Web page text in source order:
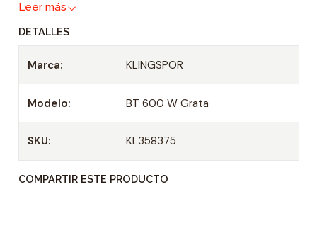
delicados - Para el procesamiento de chapa
muy fina, por ejemplo, talleres de automóviles y
empresas de restauración - Para utilizar en
amoladora de 115 y 180 mm
Leer más
DETALLES
Marca: KLINGSPOR
Modelo: BT 600 W Grata
SKU: KL358375
COMPARTIR ESTE PRODUCTO